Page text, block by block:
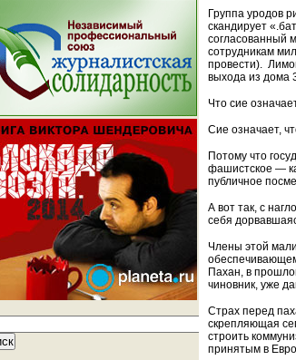
Группа уродов
скандирует
согласованный
сотрудникам
провести).
выхода из дома
Что сие
Сие означает,
Потому что
фашистское —
публичное
А вот так, с
себя
Члены этой
Пахан, в
чиновник, уже
Страх перед
скрепляющая
строить
принятым в